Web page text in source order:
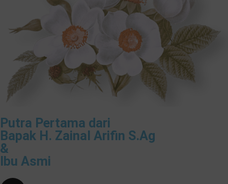
Putra Pertama dari
Bapak H. Zainal Arifin S.Ag
&
Ibu Asmi